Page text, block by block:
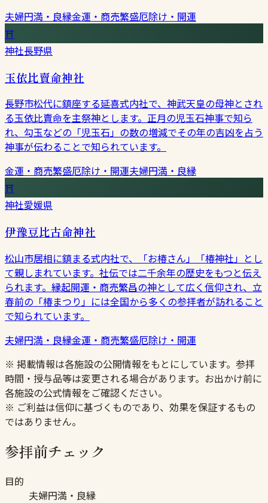
夫婦円満・良縁金運・商売繁盛厄除け・開運
⛩
神社長野県
玉依比賣命神社
長野市松代に鎮座する延喜式内社で、神武天皇の母神とされ
る玉依比賣命を主祭神とします。正月の児玉石神事で知ら
れ、勾玉などの「児玉石」の数の増減でその年の吉凶を占う
神事が伝わることで知られています。
金運・商売繁盛厄除け・開運夫婦円満・良縁
⛩
神社愛媛県
伊豫豆比古命神社
松山市居相に鎮まる式内社で、「お椿さん」「椿神社」とし
て親しまれています。社伝では二千余年の歴史をもつと伝え
られます。縁起開運・商売繁昌の神として広く信仰され、立
春前の「椿まつり」には全国から多くの参拝者が訪れること
で知られています。
夫婦円満・良縁金運・商売繁盛厄除け・開運
※ 掲載情報は各施設の公開情報をもとにしています。参拝
時間・授与品等は変更される場合があります。お出かけ前に
各施設の公式情報をご確認ください。
※ ご利益は信仰に基づくものであり、効果を保証するもの
ではありません。
参拝前チェック
目的
夫婦円満・良縁